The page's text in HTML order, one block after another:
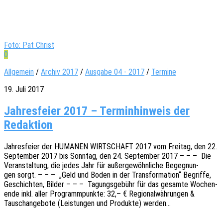
Foto: Pat Christ
0
Allgemein / Archiv 2017 / Ausgabe 04 - 2017 / Termine
19. Juli 2017
Jahresfeier 2017 – Terminhinweis der
Redaktion
Jahres­fei­er der HUMANEN WIRTSCHAFT 2017 vom Frei­tag, den 22.
Septem­ber 2017 bis Sonn­tag, den 24. Septem­ber 2017 – – – Die
Veran­stal­tung, die jedes Jahr für außer­ge­wöhn­li­che Begeg­nun­
gen sorgt. – – – „Geld und Boden in der Trans­for­ma­ti­on“ Begrif­fe,
Geschich­ten, Bilder – – – Tagungs­ge­bühr für das gesam­te Wochen­
en­de inkl. aller Programm­punk­te: 32,– € Regio­nal­wäh­run­gen &
Tausch­an­ge­bo­te (Leis­tun­gen und Produk­te) werden…